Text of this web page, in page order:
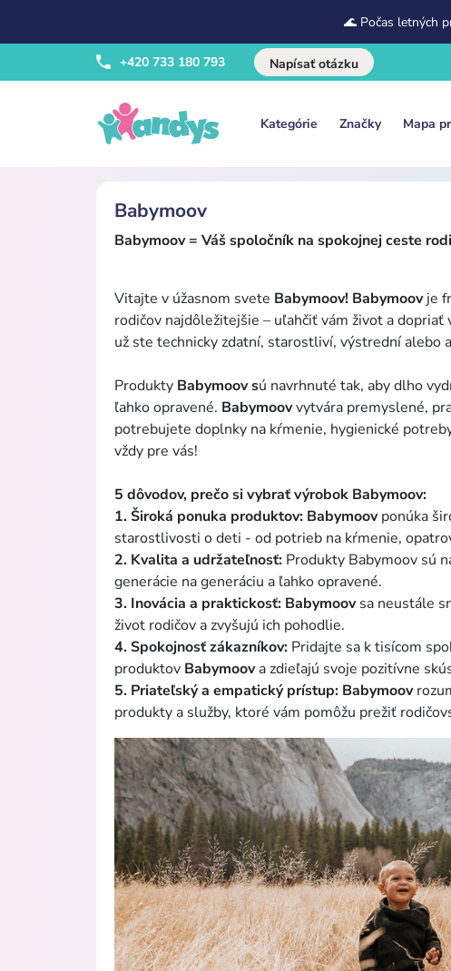
🌊 Počas letných
+420 733 180 793 Napísať otázku
Kategórie Značky Mapa
Babymoov
Babymoov = Váš spoločník na spokojnej ceste
Vitajte v úžasnom svete Babymoov! Babymoovje
rodičov najdôležitejšie – uľahčiť vám život a
už ste technicky zdatní, starostliví, výstrední alebo
Produkty Babymoov sú navrhnuté tak, aby dlho
ľahko opravené. Babymoovvytvára premyslené,
potrebujete doplnky na kŕmenie, hygienické
vždy pre vás!
5 dôvodov, prečo si vybrať výrobok Babymoov:
1. Široká ponuka produktov: Babymoovponúka
starostlivosti o deti - od potrieb na kŕmenie,
2. Kvalita a udržateľnosť: Produkty Babymoov sú
generácie na generáciu a ľahko opravené.
3. Inovácia a praktickosť: Babymoovsa neustále
život rodičov a zvyšujú ich pohodlie.
4. Spokojnosť zákazníkov: Pridajte sa k tisícom
produktov Babymoova zdieľajú svoje pozitívne
5. Priateľský a empatický prístup: Babymoov
produkty a služby, ktoré vám pomôžu prežiť